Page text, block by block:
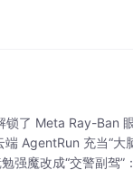
了 Meta Ray-Ban
AgentRun 充当“大
强魔改成“交警副驾”